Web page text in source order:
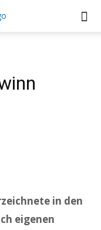
in den
eigenen